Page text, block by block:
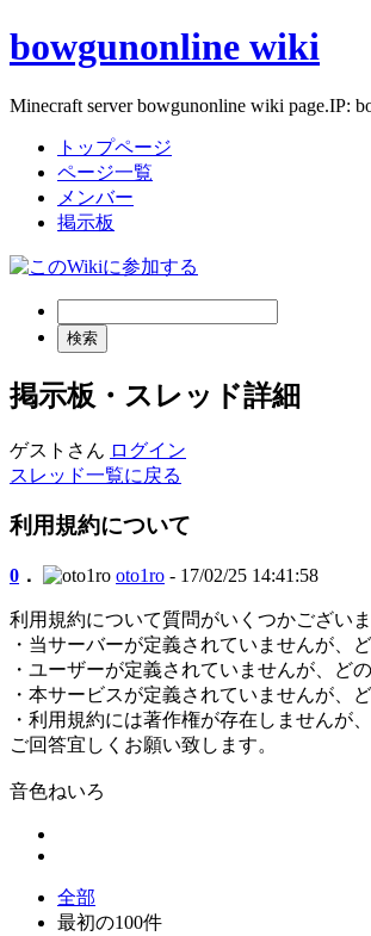
bowgunonline wiki
Minecraft server bowgunonline wiki page.IP:
トップページ
ページ一覧
メンバー
掲示板
掲示板・スレッド詳細
ゲストさん ログイン
スレッド一覧に戻る
利用規約について
0 ． oto1ro - 17/02/25 14:41:58
利用規約について質問がいくつかございま
・当サーバーが定義されていませんが、
・ユーザーが定義されていませんが、ど
・本サービスが定義されていませんが、
・利用規約には著作権が存在しませんが
ご回答宜しくお願い致します。
音色ねいろ
全部
最初の100件